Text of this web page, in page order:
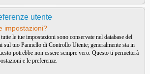
utente
impostazioni?
le tue impostazioni sono conservate nel database del
sul tuo Pannello di Controllo Utente; generalmente sta in
potrebbe non essere sempre vero. Questo ti permetterà
e le preferenze.